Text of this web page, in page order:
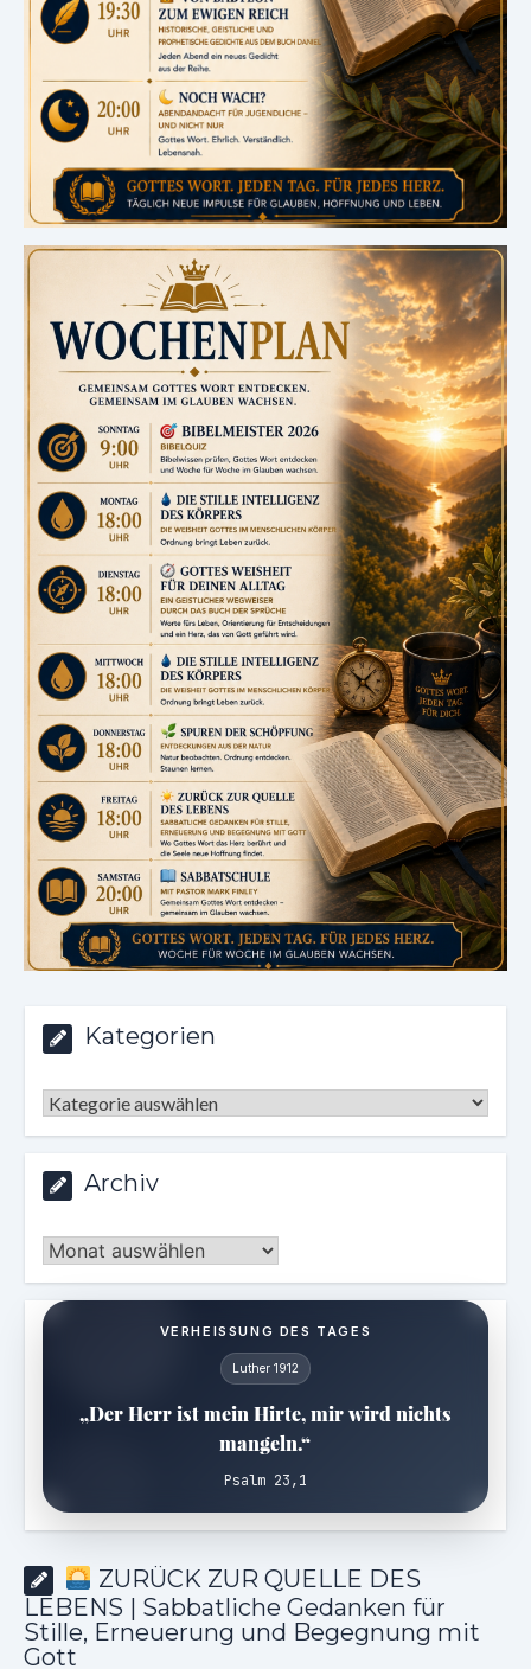
Kategorien
Kategorien
Archiv
Archiv
VERHEISSUNG DES TAGES
Luther 1912
„Der Herr ist mein Hirte, mir wird nichts
mangeln.“
Psalm 23,1
ZURÜCK ZUR QUELLE DES
LEBENS | Sabbatliche Gedanken für
Stille, Erneuerung und Begegnung mit
Gott